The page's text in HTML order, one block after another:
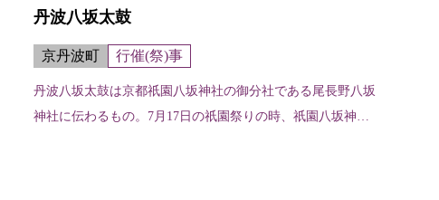
丹波八坂太鼓
京丹波町 行催(祭)事
丹波八坂太鼓は京都祇園八坂神社の御分社である尾長野八坂
神社に伝わるもの。7月17日の祇園祭りの時、祇園八坂神社